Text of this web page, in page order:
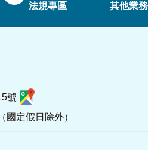
法規專區 其他業務
號
定假日除外）